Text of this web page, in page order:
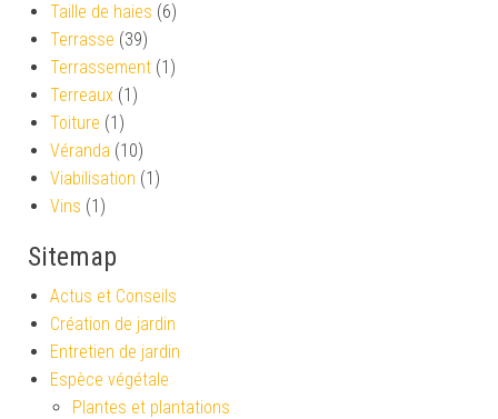
Taille de haies (6)
Terrasse (39)
Terrassement (1)
Terreaux (1)
Toiture (1)
Véranda (10)
Viabilisation (1)
Vins (1)
Sitemap
Actus et Conseils
Création de jardin
Entretien de jardin
Espèce végétale
Plantes et plantations